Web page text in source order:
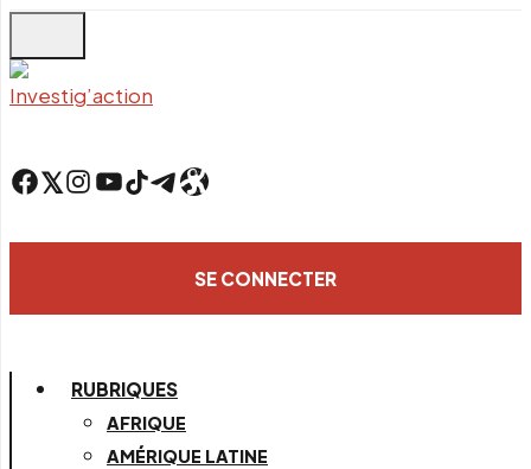
to
main
Facebook Twitter Instagram YouTube TikTok TelegramLien
SE CONNECTER
RUBRIQUES
AFRIQUE
AMÉRIQUE LATINE